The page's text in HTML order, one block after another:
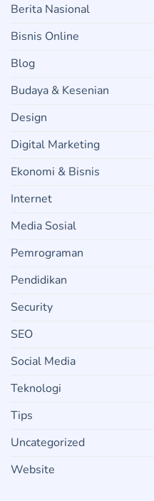
Berita Nasional
Bisnis Online
Blog
Budaya & Kesenian
Design
Digital Marketing
Ekonomi & Bisnis
Internet
Media Sosial
Pemrograman
Pendidikan
Security
SEO
Social Media
Teknologi
Tips
Uncategorized
Website